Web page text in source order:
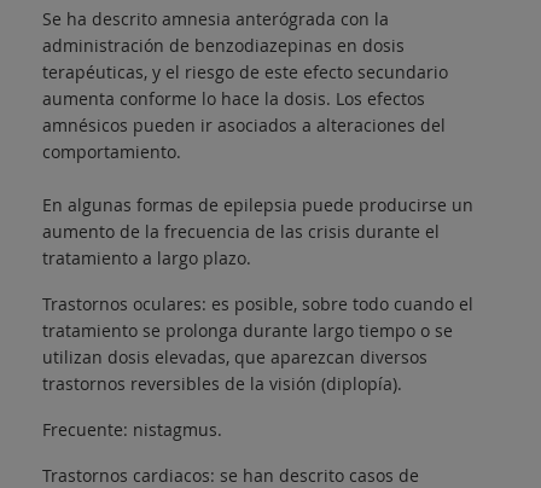
Se ha descrito amnesia anterógrada con la
administración de benzodiazepinas en dosis
terapéuticas, y el riesgo de este efecto secundario
aumenta conforme lo hace la dosis. Los efectos
amnésicos pueden ir asociados a alteraciones del
comportamiento.
En algunas formas de epilepsia puede producirse un
aumento de la frecuencia de las crisis durante el
tratamiento a largo plazo.
Trastornos oculares: es posible, sobre todo cuando el
tratamiento se prolonga durante largo tiempo o se
utilizan dosis elevadas, que aparezcan diversos
trastornos reversibles de la visión (diplopía).
Frecuente: nistagmus.
Trastornos cardiacos: se han descrito casos de